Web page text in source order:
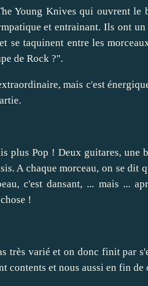
Young Knives qui ouvrent le
et entrainant. Ils ont
se taquinent entre les
de Rock ?".
mais c'est
plus Pop ! Deux guitares, une
A chaque morceau, on se dit
c'est dansant, ... mais ...
!
très varié et on donc finit par
contents et nous aussi en fin de